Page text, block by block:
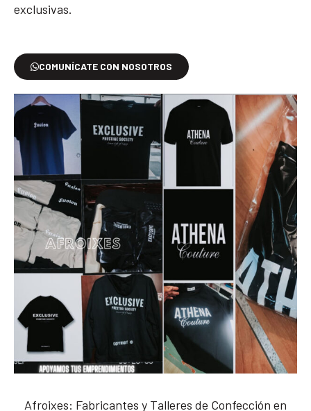
exclusivas.
COMUNÍCATE CON NOSOTROS
Afroixes: Fabricantes y Talleres de Confección en